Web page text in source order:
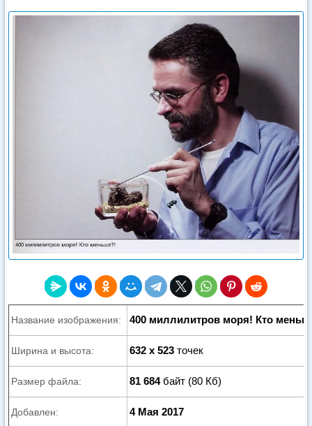
Название изображения: 400 миллилитров моря! Кто
Ширина и высота: 632 x 523 точек
Размер файла: 81 684байт (80 Кб)
Добавлен: 4 Мая 2017